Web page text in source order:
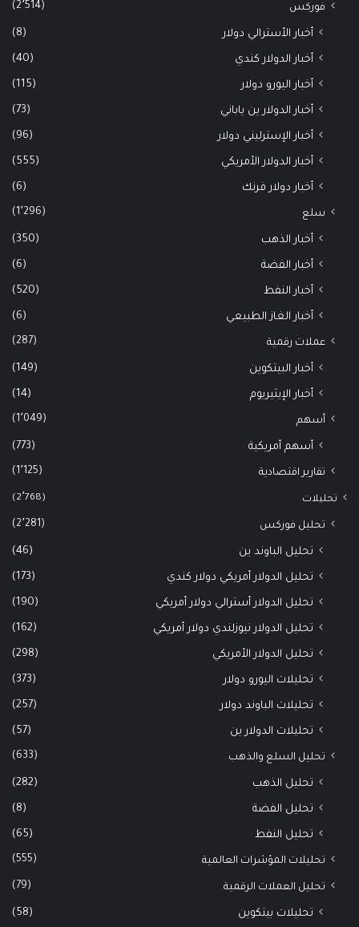
فوركس (2٬514)
أخبار الأسترالي دولار (8)
أخبار الدولار كندي (40)
أخبار اليورو دولار (115)
أخبار الدولار ين ياباني (73)
أخبار الإسترليني دولار (96)
أخبار الدولار الأمريكي (555)
أخبار دولار فرنك (6)
سلع (1٬296)
أخبار الذهب (350)
أخبار الفضة (6)
أخبار النفط (520)
أخبار الغاز الطبيعي (6)
عملات رقمية (287)
أخبار البيتكوين (149)
أخبار الإيثيريوم (14)
أسهم (1٬049)
أسهم أمريكية (773)
تقارير اقتصادية (1٬125)
تحليلات (2٬768)
تحليل فوركس (2٬281)
تحليل الباوند ين (46)
تحليل الدولار أمريكي دولار كندي (173)
تحليل الدولار أسترالي دولار أمريكي (190)
تحليل الدولار نيوزلندي دولار أمريكي (162)
تحليل الدولار الأمريكي (298)
تحليلات اليورو دولار (373)
تحليلات الباوند دولار (257)
تحليلات الدولار ين (57)
تحليل السلع والذهب (633)
تحليل الذهب (282)
تحليل الفضة (8)
تحليل النفط (65)
تحليلات المؤشرات العالمية (555)
تحليل العملات الرقمية (79)
تحليلات بيتكوين (58)